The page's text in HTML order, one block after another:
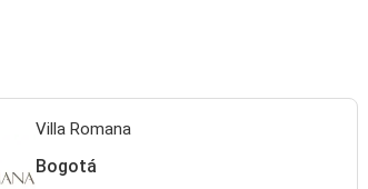
Villa Romana
Bogotá